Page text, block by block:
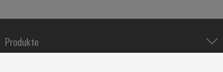
Modifizierte
Produkte